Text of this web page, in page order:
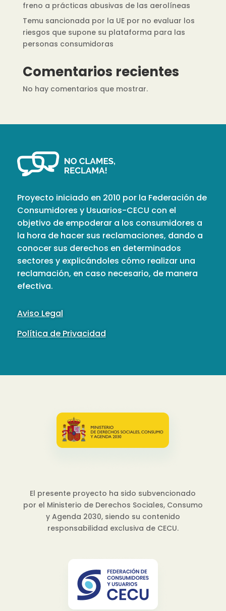
freno a prácticas abusivas de las aerolíneas
Temu sancionada por la UE por no evaluar los
riesgos que supone su plataforma para las
personas consumidoras
Comentarios recientes
No hay comentarios que mostrar.
Proyecto iniciado en 2010 por la Federación de
Consumidores y Usuarios-CECU con el
objetivo de empoderar a los consumidores a
la hora de hacer sus reclamaciones, dando a
conocer sus derechos en determinados
sectores y explicándoles cómo realizar una
reclamación, en caso necesario, de manera
efectiva.
Aviso Legal
Política de Privacidad
El presente proyecto ha sido subvencionado
por el Ministerio de Derechos Sociales, Consumo
y Agenda 2030, siendo su contenido
responsabilidad exclusiva de CECU.